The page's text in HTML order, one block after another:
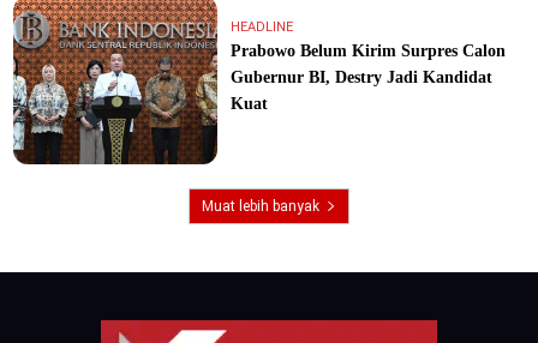
HEADLINE
Prabowo Belum Kirim Surpres Calon
Gubernur BI, Destry Jadi Kandidat
Kuat
Muat lebih banyak